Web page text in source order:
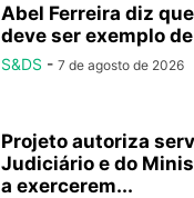
Abel Ferreira diz
deve ser exemplo
S&DS - 7 de agosto de 2026
Projeto autoriza
Judiciário e do
a exercerem...